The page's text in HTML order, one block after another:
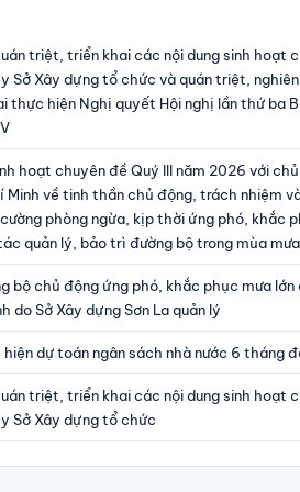
triệt, triển khai các nội dung sinh hoạt
Sở Xây dựng tổ chức và quán triệt,
thực hiện Nghị quyết Hội nghị lần thứ ba
hoạt chuyên đề Quý III năm 2026 với
Minh về tinh thần chủ động, trách nhiệm
phòng ngừa, kịp thời ứng phó, khắc
quản lý, bảo trì đường bộ trong mùa
bộ chủ động ứng phó, khắc phục mưa
do Sở Xây dựng Sơn La quản lý
dự toán ngân sách nhà nước 6 tháng
triệt, triển khai các nội dung sinh hoạt
Sở Xây dựng tổ chức